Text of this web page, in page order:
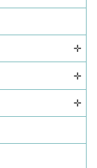
✛
✛
✛